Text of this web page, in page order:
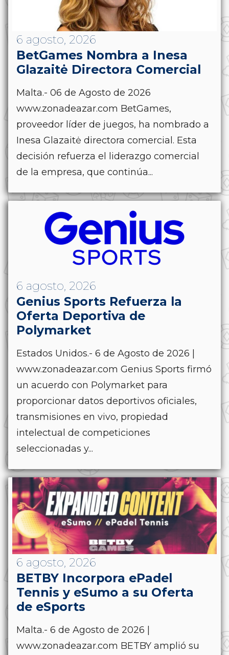
6 agosto, 2026
BetGames Nombra a Inesa
Glazaitė Directora Comercial
Malta.- 06 de Agosto de 2026
www.zonadeazar.com BetGames,
proveedor líder de juegos, ha nombrado a
Inesa Glazaitė directora comercial. Esta
decisión refuerza el liderazgo comercial
de la empresa, que continúa...
6 agosto, 2026
Genius Sports Refuerza la
Oferta Deportiva de
Polymarket
Estados Unidos.- 6 de Agosto de 2026 |
www.zonadeazar.com Genius Sports firmó
un acuerdo con Polymarket para
proporcionar datos deportivos oficiales,
transmisiones en vivo, propiedad
intelectual de competiciones
seleccionadas y...
6 agosto, 2026
BETBY Incorpora ePadel
Tennis y eSumo a su Oferta
de eSports
Malta.- 6 de Agosto de 2026 |
www.zonadeazar.com BETBY amplió su